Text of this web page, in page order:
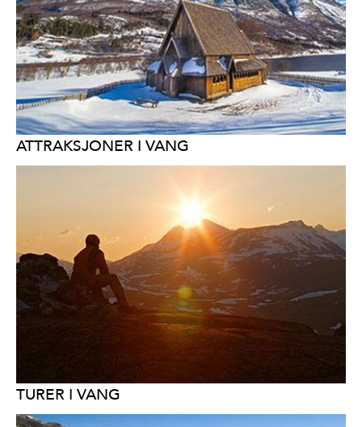
ATTRAKSJONER I VANG
TURER I VANG